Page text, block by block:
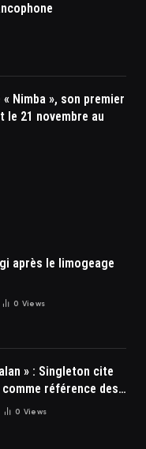
Nimba », son premier
le 21 novembre au
après le limogeage
0 Views
référence des
0 Views